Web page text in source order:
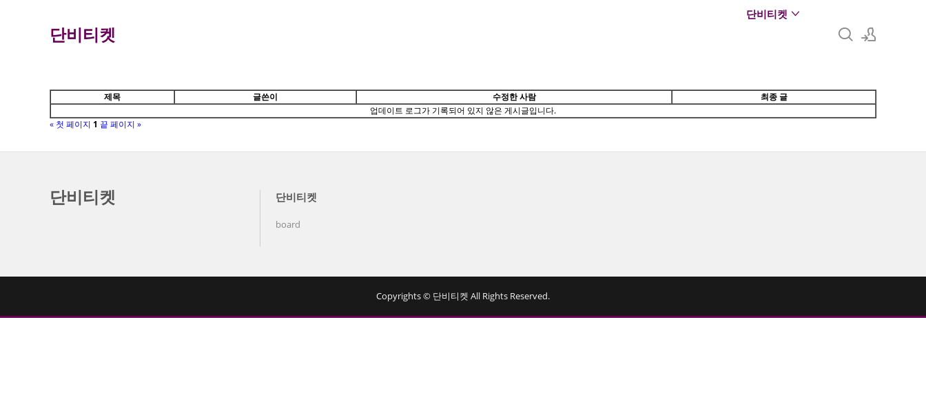
단비티켓
회원가입
단비티켓
제목 글쓴이 수정한 사람
최종 글
업데이트 로그가 기록되어 있지 않은 게시글입니다.
« 첫 페이지 1 끝 페이지 »
단비티켓 단비티켓
board
Copyrights © 단비티켓 All Rights Reserved.